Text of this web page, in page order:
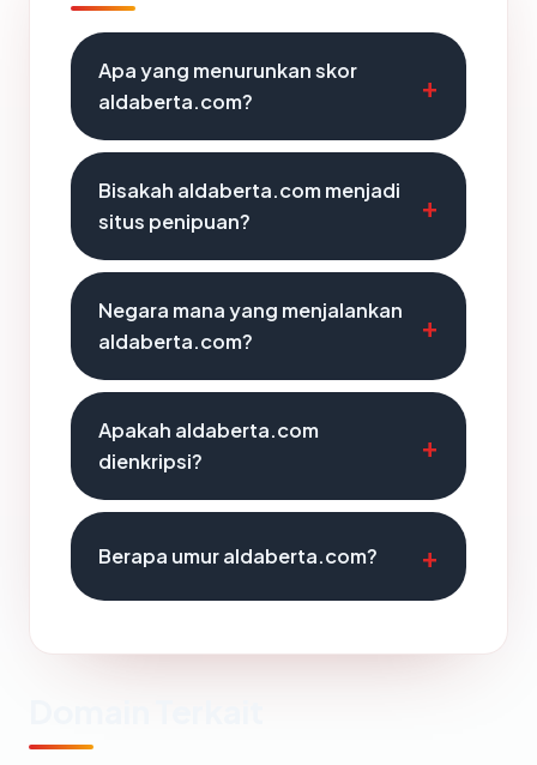
Apa yang menurunkan skor
aldaberta.com?
Bisakah aldaberta.com menjadi
situs penipuan?
Negara mana yang menjalankan
aldaberta.com?
Apakah aldaberta.com
dienkripsi?
Berapa umur aldaberta.com?